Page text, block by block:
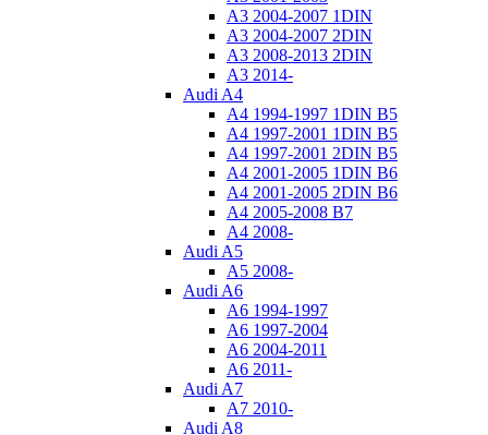
A3 2004-2007 1DIN
A3 2004-2007 2DIN
A3 2008-2013 2DIN
A3 2014-
Audi A4
A4 1994-1997 1DIN B5
A4 1997-2001 1DIN B5
A4 1997-2001 2DIN B5
A4 2001-2005 1DIN B6
A4 2001-2005 2DIN B6
A4 2005-2008 B7
A4 2008-
Audi A5
A5 2008-
Audi A6
A6 1994-1997
A6 1997-2004
A6 2004-2011
A6 2011-
Audi A7
A7 2010-
Audi A8